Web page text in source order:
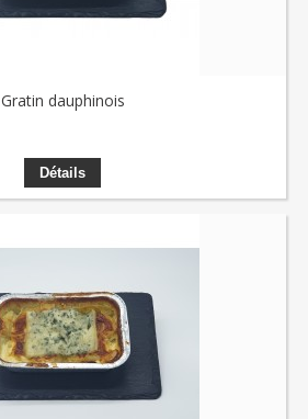
Gratin dauphinois
Détails